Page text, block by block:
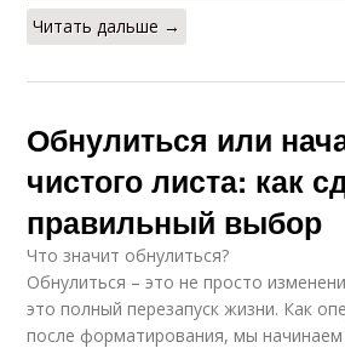
Читать дальше →
Обнулиться или
чистого листа: как
правильный выбор
Что значит обнулиться?
Обнулиться – это не просто
это полный перезапуск жизни. Как
после форматирования, мы начинаем